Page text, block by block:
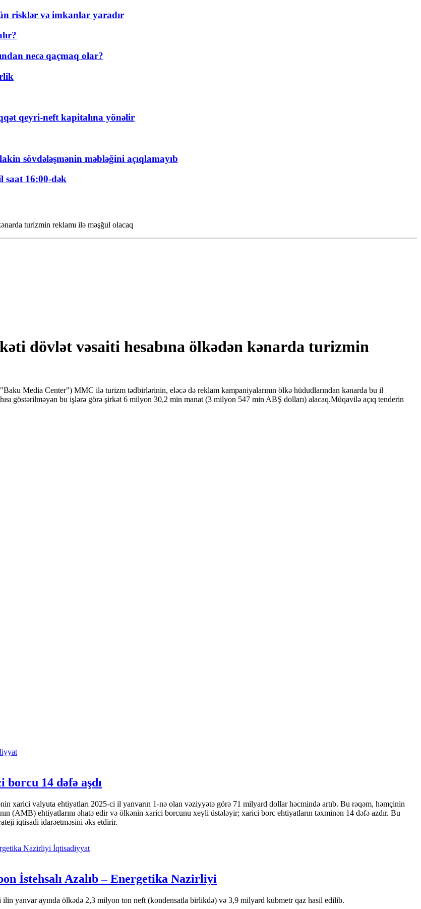
risklər və imkanlar yaradır
necə qaçmaq olar?
qeyri-neft kapitalına yönəlir
sövdələşmənin məbləğini açıqlamayıb
saat 16:00-dək
turizmin reklamı ilə məşğul olacaq
dövlət vəsaiti hesabına ölkədən kənarda turizmin
Media Center") MMC ilə turizm tədbirlərinin, eləcə də reklam kampaniyalarının ölkə hüdudlarından kənarda bu il
göstərilməyən bu işlərə görə şirkət 6 milyon 30,2 min manat (3 milyon 547 min ABŞ dolları) alacaq.Müqavilə açıq tenderin
14 dəfə aşdı
xarici valyuta ehtiyatları 2025-ci il yanvarın 1-nə olan vəziyyətə görə 71 milyard dollar həcmində artıb. Bu rəqəm, həmçinin
(AMB) ehtiyatlarını əhatə edir və ölkənin xarici borcunu xeyli üstələyir; xarici borc ehtiyatların təxminən 14 dəfə azdır. Bu
iqtisadi idarəetməsini əks etdirir.
İqtisadiyyat
İstehsalı Azalıb – Energetika Nazirliyi
yanvar ayında ölkədə 2,3 milyon ton neft (kondensatla birlikdə) və 3,9 milyard kubmetr qaz hasil edilib.